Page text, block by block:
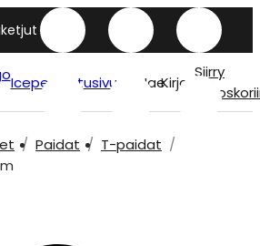
Icepeak etusivu HaeKirjaudu
Siirry
Paidat
T-paidat